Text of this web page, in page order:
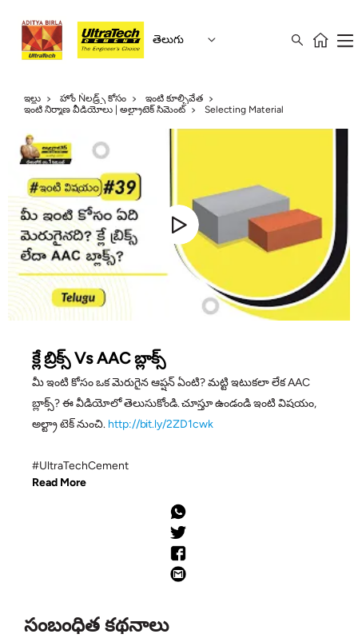
తెలుగు
ఇల్లు హోం Ǹలడ్ర్స్ కోసం
ఇంటి కూల్చివేత
ఇంటి నిర్మాణ వీడియోలు | అల్ట్రాటెక్ సిమెంట్
Selecting Material
క్లే బ్రిక్స్ Vs AAC బ్లాక్స్
మీ ఇంటి కోసం ఒక మెరుగైన ఆప్షన్ ఏంటి? మట్టి ఇటుకలా లేక AAC
బ్లాక్స్? ఈ వీడియోలో తెలుసుకోండి. చూస్తూ ఉండండి ఇంటి విషయం,
అల్ట్రా టెక్ నుంచి. http://bit.ly/2ZD1cwk
#UltraTechCement
Read More
సంబంధిత కథనాలు